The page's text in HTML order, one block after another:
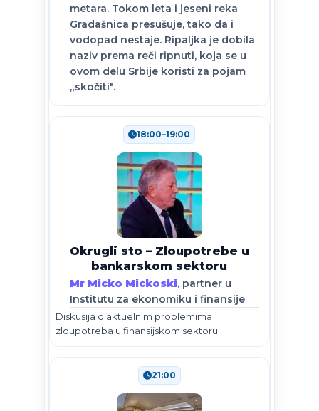
metara. Tokom leta i jeseni reka
Gradašnica presušuje, tako da i
vodopad nestaje. Ripaljka je dobila
naziv prema reči ripnuti, koja se u
ovom delu Srbije koristi za pojam
„skočiti".
18:00–19:00
Okrugli sto – Zloupotrebe u
bankarskom sektoru
Mr Micko Mickoski, partner u
Institutu za ekonomiku i finansije
Diskusija o aktuelnim problemima
zloupotreba u finansijskom sektoru.
21:00